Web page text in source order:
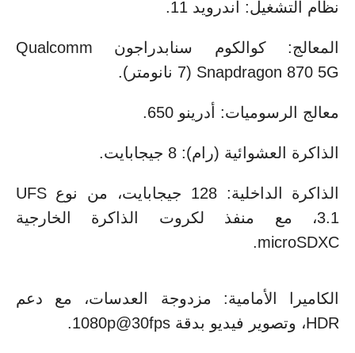
نظام التشغيل: أندرويد 11.
المعالج: كوالكوم سنابدراجون Qualcomm
Snapdragon 870 5G (7 نانومتر).
معالج الرسوميات: أدرينو 650.
الذاكرة العشوائية (رام): 8 جيجابايت.
الذاكرة الداخلية: 128 جيجابايت، من نوع UFS
3.1، مع منفذ لكروت الذاكرة الخارجية
microSDXC.
الكاميرا الأمامية: مزدوجة العدسات، مع دعم
HDR، وتصوير فيديو بدقة 1080p@30fps.